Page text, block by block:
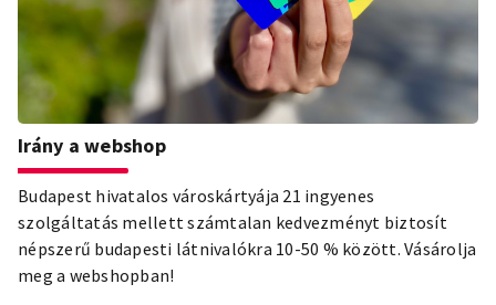
Irány a webshop
Budapest hivatalos városkártyája 21 ingyenes
szolgáltatás mellett számtalan kedvezményt biztosít
népszerű budapesti látnivalókra 10-50 % között. Vásárolja
meg a webshopban!